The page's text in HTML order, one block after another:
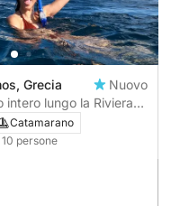
Grecia
Nuovo
intero lungo la Riviera
Catamarano
persone